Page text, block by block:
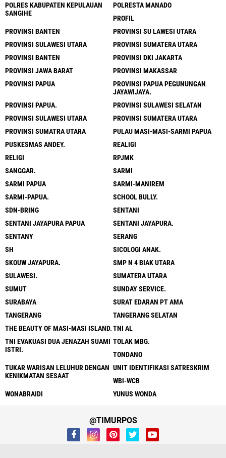
POLRES KABUPATEN KEPULAUAN
SANGIHE
POLRESTA MANADO
PROFIL
PROVINSI BANTEN
PROVINSI SU LAWESI UTARA
PROVINSI SULAWESI UTARA
PROVINSI SUMATERA UTARA
PROVINSI BANTEN
PROVINSI DKI JAKARTA
PROVINSI JAWA BARAT
PROVINSI MAKASSAR
PROVINSI PAPUA
PROVINSI PAPUA PEGUNUNGAN
JAYAWIJAYA.
PROVINSI PAPUA.
PROVINSI SULAWESI SELATAN
PROVINSI SULAWESI UTARA
PROVINSI SUMATERA UTARA
PROVINSI SUMATRA UTARA
PULAU MASI-MASI-SARMI PAPUA
PUSKESMAS ANDEY.
REALIGI
RELIGI
RPJMK
SANGGAR.
SARMI
SARMI PAPUA
SARMI-MANIREM
SARMI-PAPUA.
SCHOOL BULLY.
SDN-BRING
SENTANI
SENTANI JAYAPURA PAPUA
SENTANI JAYAPURA.
SENTANY
SERANG
SH
SICOLOGI ANAK.
SKOUW JAYAPURA.
SMP N 4 BIAK UTARA
SULAWESI.
SUMATERA UTARA
SUMUT
SUNDAY SERVICE.
SURABAYA
SURAT EDARAN PT AMA
TANGERANG
TANGERANG SELATAN
THE BEAUTY OF MASI-MASI ISLAND.TNI AL
TNI EVAKUASI DUA JENAZAH SUAMI
ISTRI.
TOLAK MBG.
TONDANO
TUKAR WARISAN LELUHUR DENGAN
KENIKMATAN SESAAT
UNIT IDENTIFIKASI SATRESKRIM
WBI-WCB
WONABRAIDI
YUNUS WONDA
@TIMURPOS